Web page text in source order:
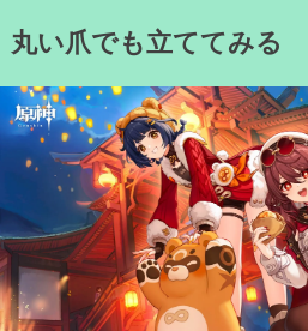
to丸い爪でも立ててみる